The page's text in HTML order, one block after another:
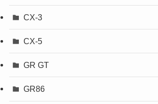
CX-3
CX-5
GR GT
GR86